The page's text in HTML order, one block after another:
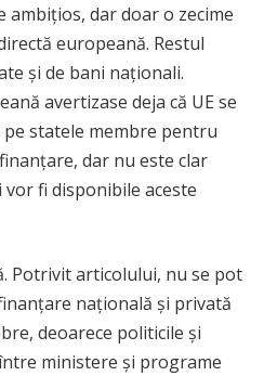
dar doar o zecime
europeană. Restul
și de bani naționali.
avertizase deja că UE se
statele membre pentru
dar nu este clar
vor fi disponibile aceste
Potrivit articolului, nu se pot
națională și privată
deoarece politicile și
ministere și programe